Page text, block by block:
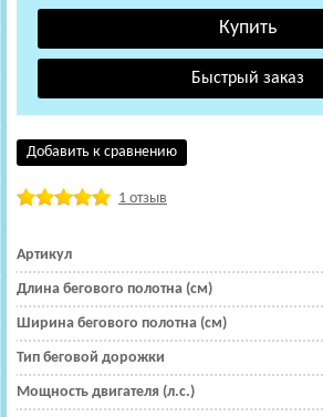
Добавить к сравнению
1 отзыв
Артикул
Длина бегового полотна (см)
Ширина бегового полотна (см)
Тип беговой дорожки
Мощность двигателя (л.с.)